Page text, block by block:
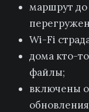
маршрут до
Wi-Fi
дома кто-
файлы;
включены